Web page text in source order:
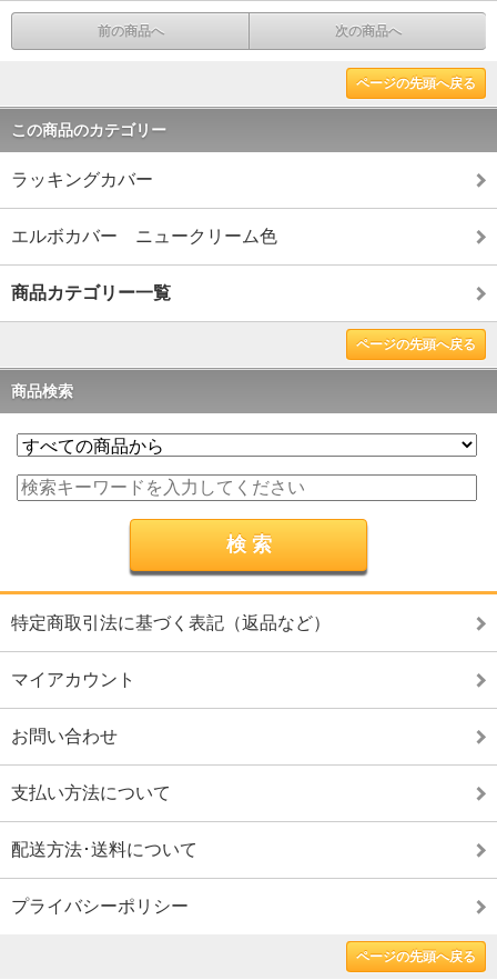
前の商品へ 次の商品へ
ページの先頭へ戻る
この商品のカテゴリー
ラッキングカバー
エルボカバー ニュークリーム色
商品カテゴリー一覧
ページの先頭へ戻る
商品検索
特定商取引法に基づく表記（返品など）
マイアカウント
お問い合わせ
支払い方法について
配送方法･送料について
プライバシーポリシー
ページの先頭へ戻る